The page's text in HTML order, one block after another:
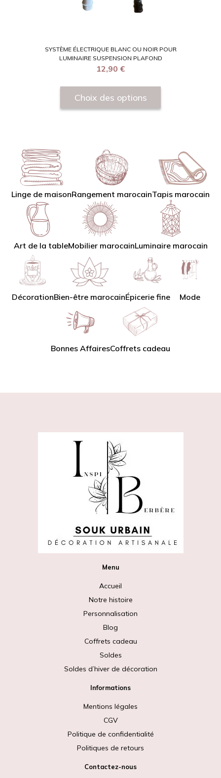
SYSTÈME ÉLECTRIQUE BLANC OU NOIR POUR
LUMINAIRE SUSPENSION PLAFOND
12,90 €
Choix des options
Linge de maisonRangement marocainTapis marocain
Art de la tableMobilier marocainLuminaire marocain
DécorationBien-être marocainÉpicerie fine Mode
Bonnes AffairesCoffrets cadeau
Menu
Accueil
Notre histoire
Personnalisation
Blog
Coffrets cadeau
Soldes
Soldes d’hiver de décoration
Informations
Mentions légales
CGV
Politique de confidentialité
Politiques de retours
Contactez-nous